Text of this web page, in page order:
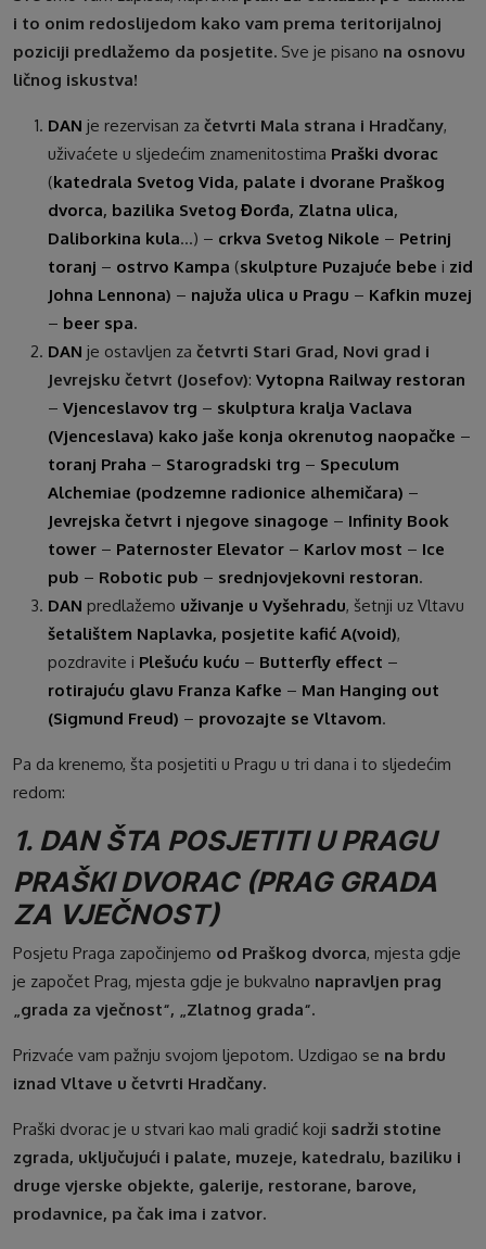
i to onim redoslijedom kako vam prema teritorijalnoj
poziciji predlažemo da posjetite. Sve je pisano na osnovu
ličnog iskustva!
DAN je rezervisan za četvrti Mala strana i Hradčany,
uživaćete u sljedećim znamenitostima Praški dvorac
(katedrala Svetog Vida, palate i dvorane Praškog
dvorca, bazilika Svetog Đorđa, Zlatna ulica,
Daliborkina kula…) – crkva Svetog Nikole – Petrinj
toranj – ostrvo Kampa (skulpture Puzajuće bebe i zid
Johna Lennona) – najuža ulica u Pragu – Kafkin muzej
– beer spa.
DAN je ostavljen za četvrti Stari Grad, Novi grad i
Jevrejsku četvrt (Josefov): Vytopna Railway restoran
– Vjenceslavov trg – skulptura kralja Vaclava
(Vjenceslava) kako jaše konja okrenutog naopačke –
toranj Praha – Starogradski trg – Speculum
Alchemiae (podzemne radionice alhemičara) –
Jevrejska četvrt i njegove sinagoge – Infinity Book
tower – Paternoster Elevator – Karlov most – Ice
pub – Robotic pub – srednjovjekovni restoran.
DAN predlažemo uživanje u Vyšehradu, šetnji uz Vltavu
šetalištem Naplavka, posjetite kafić A(void),
pozdravite i Plešuću kuću – Butterfly effect –
rotirajuću glavu Franza Kafke – Man Hanging out
(Sigmund Freud) – provozajte se Vltavom.
Pa da krenemo, šta posjetiti u Pragu u tri dana i to sljedećim
redom:
1. DAN ŠTA POSJETITI U PRAGU
PRAŠKI DVORAC (PRAG GRADA
ZA VJEČNOST)
Posjetu Praga započinjemo od Praškog dvorca, mjesta gdje
je započet Prag, mjesta gdje je bukvalno napravljen prag
„grada za vječnost“, „Zlatnog grada“.
Prizvaće vam pažnju svojom ljepotom. Uzdigao se na brdu
iznad Vltave u četvrti Hradčany.
Praški dvorac je u stvari kao mali gradić koji sadrži stotine
zgrada, uključujući i palate, muzeje, katedralu, baziliku i
druge vjerske objekte, galerije, restorane, barove,
prodavnice, pa čak ima i zatvor.